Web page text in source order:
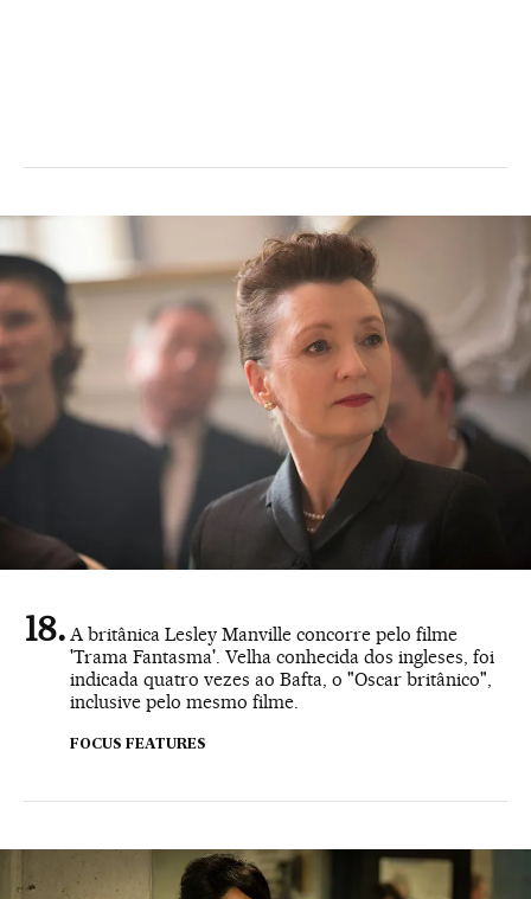
A britânica Lesley Manville concorre pelo filme
'Trama Fantasma'. Velha conhecida dos ingleses, foi
indicada quatro vezes ao Bafta, o "Oscar britânico",
inclusive pelo mesmo filme.
FOCUS FEATURES